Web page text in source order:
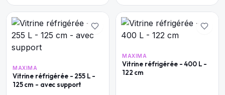
MAXIMA
Vitrine réfrigérée - 255 L -
125 cm - avec support
MAXIMA
Vitrine réfrigérée - 400 L -
122 cm